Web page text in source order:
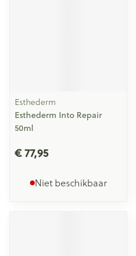
Esthederm
Esthederm Into Repair
50ml
€ 77,95
Niet beschikbaar